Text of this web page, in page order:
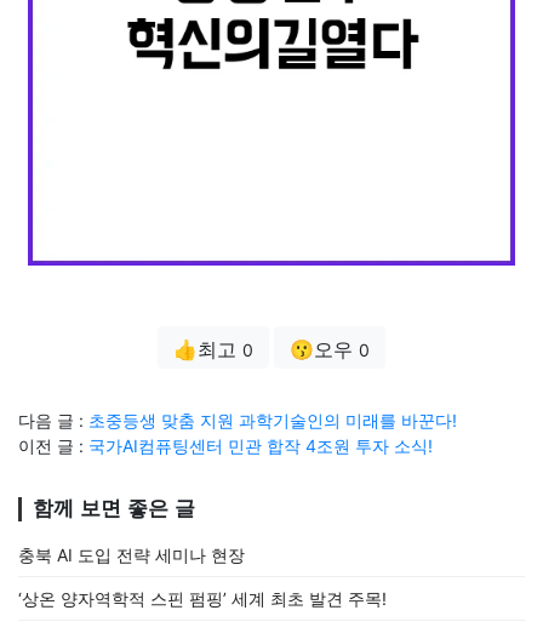
👍최고 0 😗오우 0
다음 글 : 초중등생 맞춤 지원 과학기술인의 미래를 바꾼다!
이전 글 : 국가AI컴퓨팅센터 민관 합작 4조원 투자 소식!
함께 보면 좋은 글
충북 AI 도입 전략 세미나 현장
‘상온 양자역학적 스핀 펌핑’ 세계 최초 발견 주목!